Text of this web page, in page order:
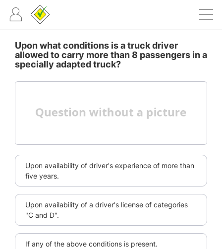
Upon what conditions is a truck driver
allowed to carry more than 8 passengers in a
specially adapted truck?
Upon availability of driver's experience of more than
five years.
Upon availability of a driver's license of categories
"C and D".
If any of the above conditions is present.